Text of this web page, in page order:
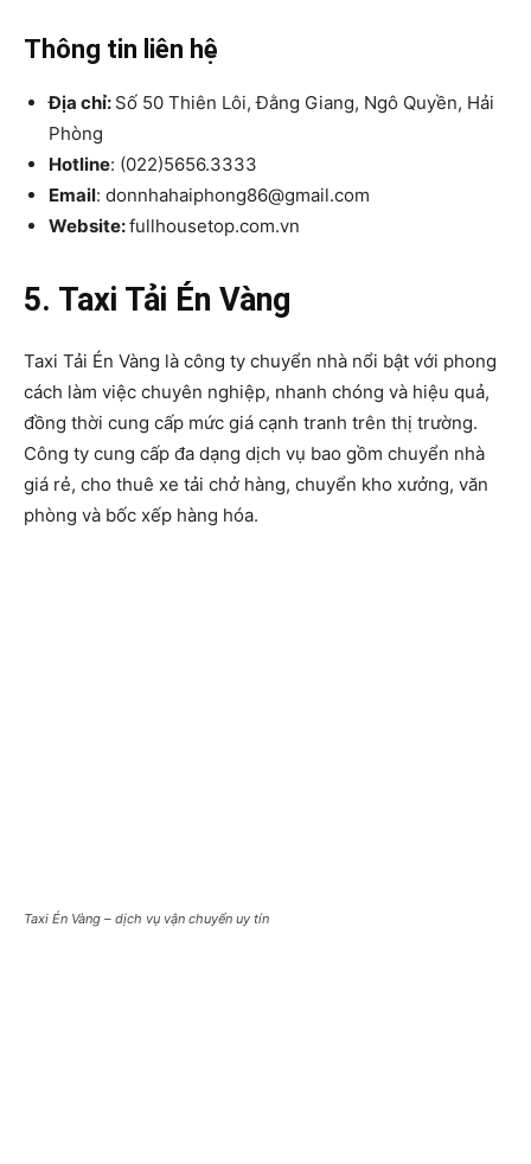
Thông tin liên hệ
Địa chỉ: Số 50 Thiên Lôi, Đằng Giang, Ngô Quyền, Hải
Phòng
Hotline: (022)5656.3333
Email: donnhahaiphong86@gmail.com
Website:fullhousetop.com.vn
5. Taxi Tải Én Vàng
Taxi Tải Én Vàng là công ty chuyển nhà nổi bật với phong
cách làm việc chuyên nghiệp, nhanh chóng và hiệu quả,
đồng thời cung cấp mức giá cạnh tranh trên thị trường.
Công ty cung cấp đa dạng dịch vụ bao gồm chuyển nhà
giá rẻ, cho thuê xe tải chở hàng, chuyển kho xưởng, văn
phòng và bốc xếp hàng hóa.
Taxi Én Vàng – dịch vụ vận chuyển uy tín